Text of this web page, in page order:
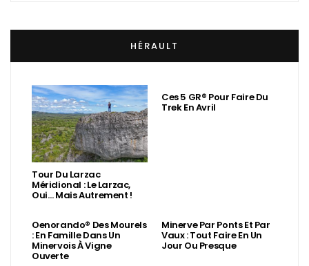
HÉRAULT
Tour Du Larzac
Méridional : Le Larzac,
Oui… Mais Autrement !
Ces 5 GR® Pour Faire Du
Trek En Avril
Oenorando® Des Mourels
: En Famille Dans Un
Minervois À Vigne
Ouverte
Minerve Par Ponts Et Par
Vaux : Tout Faire En Un
Jour Ou Presque